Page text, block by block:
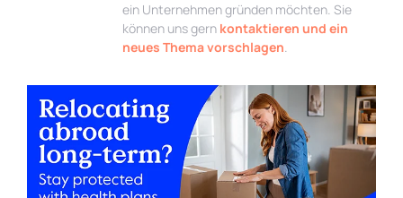
ein Unternehmen gründen möchten. Sie
können uns gern kontaktieren und ein
neues Thema vorschlagen.